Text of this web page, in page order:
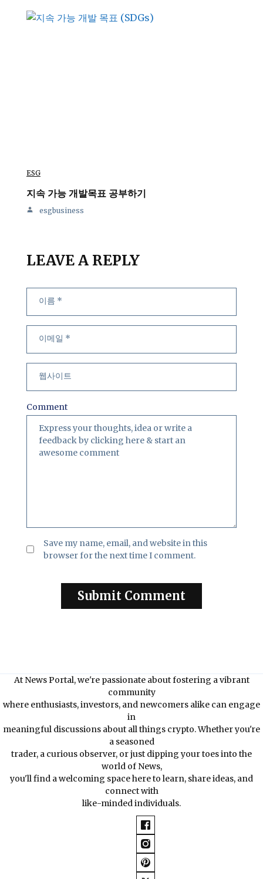
ESG
지속 가능 개발목표 공부하기
esgbusiness
LEAVE A REPLY
Comment
Save my name, email, and website in this
browser for the next time I comment.
At News Portal, we're passionate about fostering a vibrant
community
where enthusiasts, investors, and newcomers alike can engage
in
meaningful discussions about all things crypto. Whether you're
a seasoned
trader, a curious observer, or just dipping your toes into the
world of News,
you'll find a welcoming space here to learn, share ideas, and
connect with
like-minded individuals.